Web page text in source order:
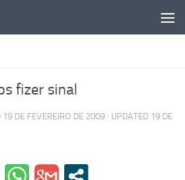
fizer sinal
19 DE FEVEREIRO DE 2009 · UPDATED 19 DE